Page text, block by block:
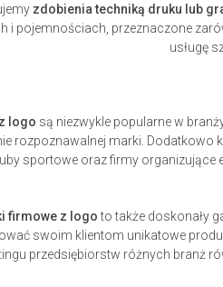
zdobienia techniką druku lub
i pojemnościach, przeznaczone
usługę
logo są niezwykle popularne w
rozpoznawalnej marki. Dodatkowo
sportowe oraz firmy organizujące
firmowe z logoto także doskonały
swoim klientom unikatowe
przedsiębiorstw różnych branż